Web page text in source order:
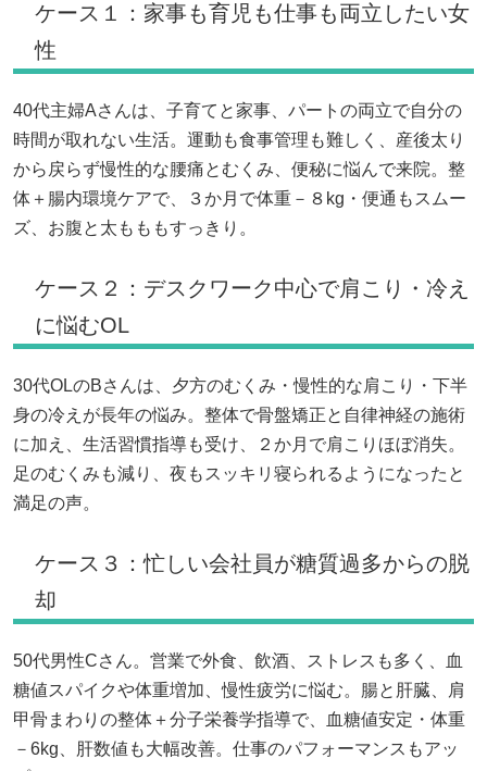
ケース１：家事も育児も仕事も両立したい女
性
40代主婦Aさんは、子育てと家事、パートの両立で自分の
時間が取れない生活。運動も食事管理も難しく、産後太り
から戻らず慢性的な腰痛とむくみ、便秘に悩んで来院。整
体＋腸内環境ケアで、３か月で体重－８kg・便通もスムー
ズ、お腹と太もももすっきり。
ケース２：デスクワーク中心で肩こり・冷え
に悩むOL
30代OLのBさんは、夕方のむくみ・慢性的な肩こり・下半
身の冷えが長年の悩み。整体で骨盤矯正と自律神経の施術
に加え、生活習慣指導も受け、２か月で肩こりほぼ消失。
足のむくみも減り、夜もスッキリ寝られるようになったと
満足の声。
ケース３：忙しい会社員が糖質過多からの脱
却
50代男性Cさん。営業で外食、飲酒、ストレスも多く、血
糖値スパイクや体重増加、慢性疲労に悩む。腸と肝臓、肩
甲骨まわりの整体＋分子栄養学指導で、血糖値安定・体重
－6kg、肝数値も大幅改善。仕事のパフォーマンスもアッ